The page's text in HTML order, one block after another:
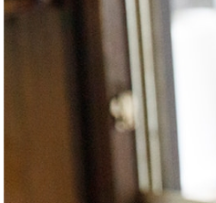
特集
DELIVERY SERVICES